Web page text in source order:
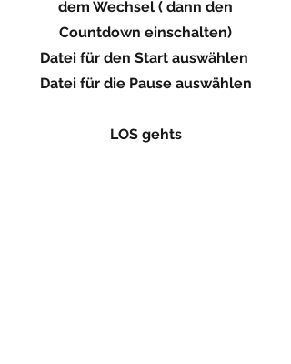
dem Wechsel ( dann den
Countdown einschalten)
Datei für den Start auswählen
Datei für die Pause auswählen
LOS gehts